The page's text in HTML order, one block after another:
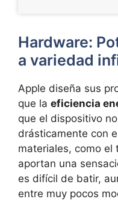
Hardware:
a variedad
Apple diseña sus
que la eficiencia
que el dispositivo
drásticamente con
materiales, como el
aportan una
es difícil de batir,
entre muy pocos